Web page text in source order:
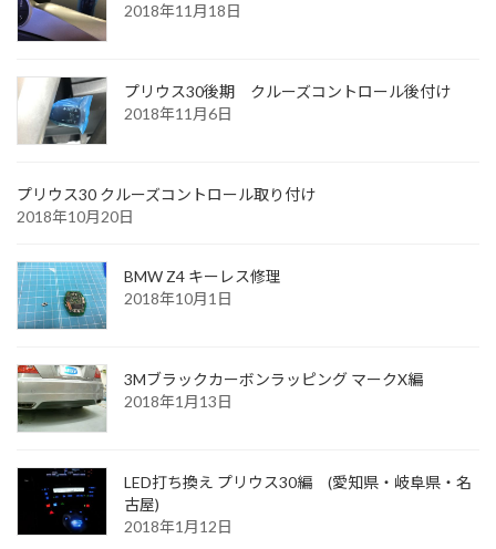
2018年11月18日
プリウス30後期 クルーズコントロール後付け
2018年11月6日
プリウス30 クルーズコントロール取り付け
2018年10月20日
BMW Z4 キーレス修理
2018年10月1日
3Mブラックカーボンラッピング マークX編
2018年1月13日
LED打ち換え プリウス30編 (愛知県・岐阜県・名
古屋)
2018年1月12日